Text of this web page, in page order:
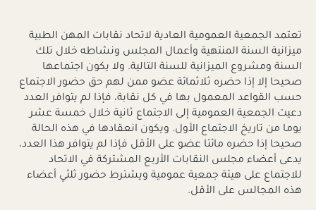
تعتمد الجمعية العمومية العادية لاتحاد نقابات المهن الطبية
ميزانية السنة المنتهية وأعمال المجلس ونشاطه خلال تلك
السنة ومشروع الميزانية للسنة التالية. ولا يكون اجتماعها
صحيحا إلا إذا حضره ثلاثمائة عضو ممن لهم حق حضور الاجتماع
حسب القواعد المعمول بها في كل نقابة، فإذا لم يتوافر العدد
دعيت الجمعية العمومية إلى الاجتماع ثانية خلال خمسة عشر
يوما من تاريخ الاجتماع الأول. ويكون انعقادها في هذه الحالة
صحيحا إذا حضره مائتا عضو على الأقل فإذا لم يتوافر هذا العدد،
يدعى أعضاء مجلس النقابات الأربع المشتركة في الاتحاد
للاجتماع على هيئة جمعية عمومية ويشترط حضور ثلثي أعضاء
هذه المجالس على الأقل.